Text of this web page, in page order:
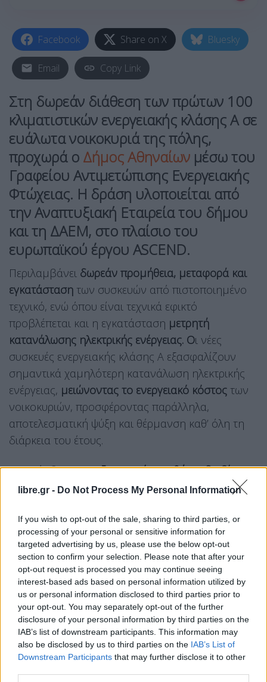
libre.gr - Do Not Process My Personal Information
If you wish to opt-out of the sale, sharing to third parties, or
processing of your personal or sensitive information for
targeted advertising by us, please use the below opt-out
section to confirm your selection. Please note that after your
opt-out request is processed you may continue seeing
interest-based ads based on personal information utilized by
us or personal information disclosed to third parties prior to
your opt-out. You may separately opt-out of the further
disclosure of your personal information by third parties on the
IAB’s list of downstream participants. This information may
also be disclosed by us to third parties on the IAB’s List of
Downstream Participants that may further disclose it to other
Facebook Share on X Bluesky
Email Copy Link
Στη δωρεάν διάθεση των πρώτων 100
κλιματιστικών ενεργειακής κλάσης Α σε
ευάλωτα νοικοκυριά της πόλης,
προχωρά ο Δήμος Αθηναίων μέσω του
Γραφείου Αντιμετώπισης Ενεργειακής
Φτώχειας. Η δράση υλοποιείται από
την Αναπτυξιακή Εταιρεία του δήμου
και τη ΔΑΕΜ, στο πλαίσιο του
ευρωπαϊκού έργου ASCEND.
Περιλαμβάνει δωρεάν προμήθεια, μεταφορά και
εγκατάσταση των συσκευών από πιστοποιημένο
τεχνικό, ενώ όπου είναι τεχνικά εφικτό
προβλέπεται και η εγκατάσταση μετρητή
κατανάλωσης ηλεκτρικής ενέργειας. Οι νέες
συσκευές ενεργειακής κλάσης Α εξασφαλίζουν
σημαντικά χαμηλότερη κατανάλωση ηλεκτρικής
ενέργειας, μειώνοντας το ενεργειακό κόστος των
νοικοκυριών, προσφέροντας παράλληλα,
αποτελεσματική ψύξη και θέρμανση καθ’ όλη τη
διάρκεια του έτους.
«Η πρόσβαση σεαξιοπρεπείς συνθήκες διαβίωσης
δεν μπορεί να αποτελεί προνόμιο. Με τη διάθεση
συμπολίτες μας, που δοκιμάζονται από την
ενεργειακή φτώχεια, μειώνουμε το ενεργειακό
τους κόστος και θωρακίζουμε την πόλη απέναντι
στις επιπτώσεις της κλιματικής κρίσης», δήλωσε ο
δήμαρχοςΧάρης Δούκαςκαι πρόσθεσε: «Η
κοινωνική πολιτική και η πράσινη μετάβαση
μπορούν και πρέπει να προχωρούν μαζί».
Από την πλευρά του, ο πρόεδρος της
Αναπτυξιακής Αθήνας Βαγγέλης Μαρινάκης,
τόνισε: «Στόχος μας είναι οι ευρωπαϊκοί πόροι να